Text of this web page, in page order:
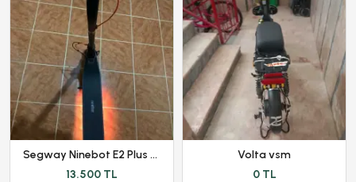
Segway Ninebot E2 Plus Elektirikli Scooter
13.500 TL
Volta vsm
0 TL